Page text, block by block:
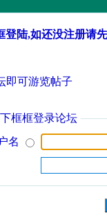
陆,如还没注册请
即可游览帖子
框框登录论坛
名